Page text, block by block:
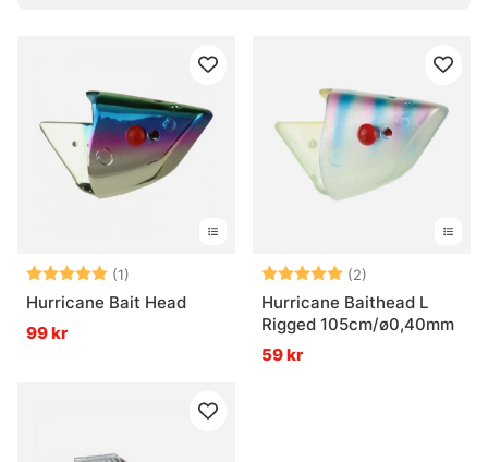
Betyg: (1)
5.0 utav 5 stjärnor
Hurricane Bait Head
99 kr
Betyg: (2)
Hurricane Baithead L
Rigged 105cm/ø0,40mm
59 kr